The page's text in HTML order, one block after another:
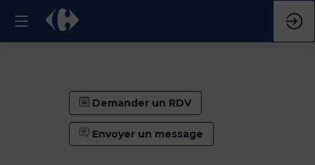
Demander un RDV
Envoyer un message